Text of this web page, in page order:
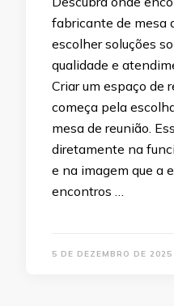
fabricante de mesa
escolher soluções
qualidade e
Criar um espaço de
começa pela
mesa de reunião.
diretamente na
e na imagem que a
encontros …
5 DE DEZEMBRO DE 2025